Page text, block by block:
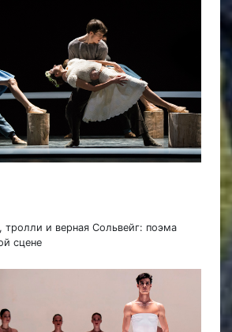
и верная Сольвейг: поэма
сцене